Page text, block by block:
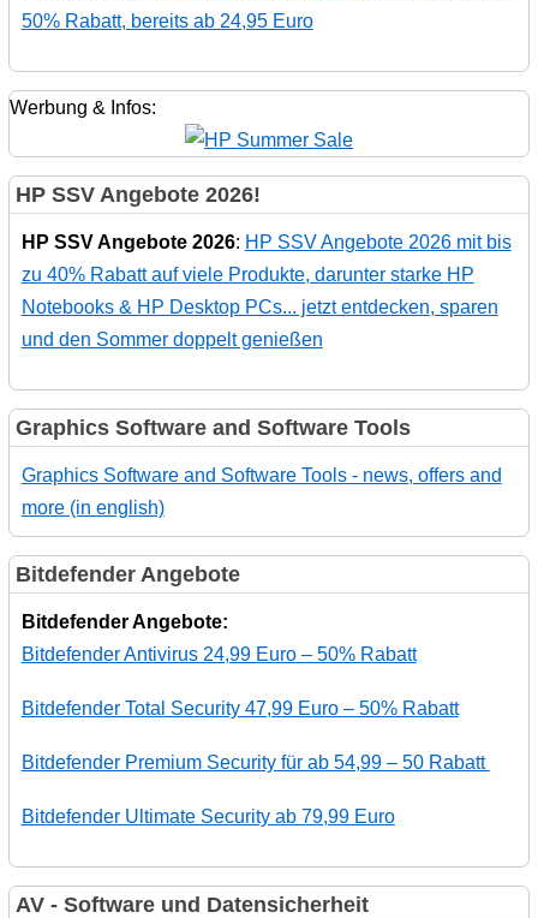
50% Rabatt, bereits ab 24,95 Euro
Werbung & Infos:
HP SSV Angebote 2026!
HP SSV Angebote 2026: HP SSV Angebote 2026 mit bis
zu 40% Rabatt auf viele Produkte, darunter starke HP
Notebooks & HP Desktop PCs... jetzt entdecken, sparen
und den Sommer doppelt genießen
Graphics Software and Software Tools
Graphics Software and Software Tools - news, offers and
more (in english)
Bitdefender Angebote
Bitdefender Angebote:
Bitdefender Antivirus 24,99 Euro – 50% Rabatt
Bitdefender Total Security 47,99 Euro – 50% Rabatt
Bitdefender Premium Security für ab 54,99 – 50 Rabatt
Bitdefender Ultimate Security ab 79,99 Euro
AV - Software und Datensicherheit